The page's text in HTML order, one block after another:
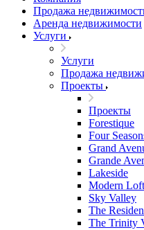
Продажа
Аренда недвижимости
Услуги
Услуги
Продажа
Проекты
Проекты
Forestique
Four
Grand
Grande
Lakeside
Modern
Sky Valley
The
The Trinity